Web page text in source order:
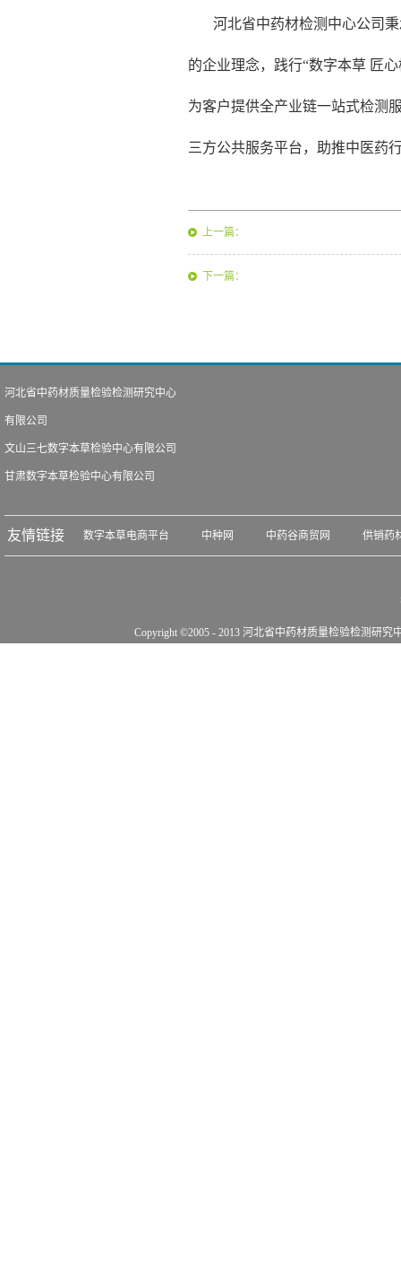
河北省中药材检测中心公司
的企业理念，践行“数字本草 匠
为客户提供全产业链一站式检测
三方公共服务平台，助推中医药
上一篇：
下一篇：
河北省中药材质量检验检测研究中心
有限公司
文山三七数字本草检验中心有限公司
甘肃数字本草检验中心有限公司
友情链接 数字本草电商平台 中种网 中药谷商贸网 供销药
Copyright ©2005 - 2013 河北省中药材质量检验检测研究